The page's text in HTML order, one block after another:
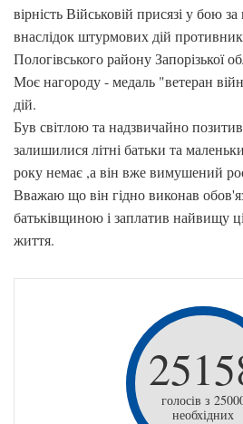
вірність Військовій присязі у бою
внаслідок штурмових дій
Пологівського району Запорізької
Моє нагороду - медаль "ветеран
дій.
Був світлою та надзвичайно
залишилися літні батьки та
року немає ,а він вже вимушений
Вважаю що він гідно виконав
батьківщиною і заплатив найвищу
життя.
голосів з
необхідних